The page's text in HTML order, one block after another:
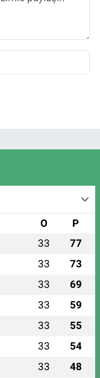
O P
33 77
33 73
33 69
33 59
33 55
33 54
33 48